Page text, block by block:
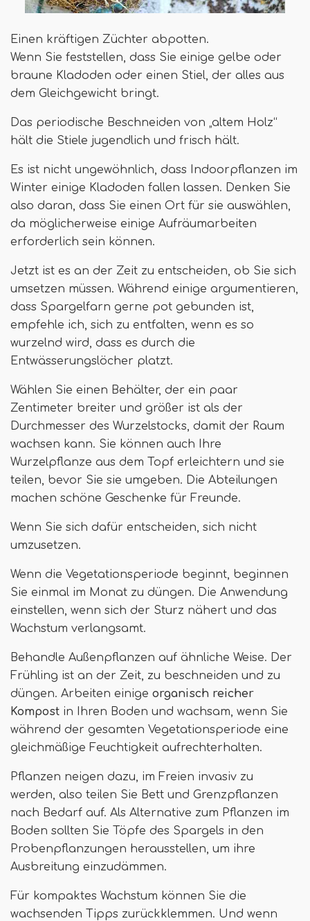
Einen kräftigen Züchter abpotten.
Wenn Sie feststellen, dass Sie einige gelbe oder
braune Kladoden oder einen Stiel, der alles aus
dem Gleichgewicht bringt.
Das periodische Beschneiden von „altem Holz“
hält die Stiele jugendlich und frisch hält.
Es ist nicht ungewöhnlich, dass Indoorpflanzen im
Winter einige Kladoden fallen lassen. Denken Sie
also daran, dass Sie einen Ort für sie auswählen,
da möglicherweise einige Aufräumarbeiten
erforderlich sein können.
Jetzt ist es an der Zeit zu entscheiden, ob Sie sich
umsetzen müssen. Während einige argumentieren,
dass Spargelfarn gerne pot gebunden ist,
empfehle ich, sich zu entfalten, wenn es so
wurzelnd wird, dass es durch die
Entwässerungslöcher platzt.
Wählen Sie einen Behälter, der ein paar
Zentimeter breiter und größer ist als der
Durchmesser des Wurzelstocks, damit der Raum
wachsen kann. Sie können auch Ihre
Wurzelpflanze aus dem Topf erleichtern und sie
teilen, bevor Sie sie umgeben. Die Abteilungen
machen schöne Geschenke für Freunde.
Wenn Sie sich dafür entscheiden, sich nicht
umzusetzen.
Wenn die Vegetationsperiode beginnt, beginnen
Sie einmal im Monat zu düngen. Die Anwendung
einstellen, wenn sich der Sturz nähert und das
Wachstum verlangsamt.
Behandle Außenpflanzen auf ähnliche Weise. Der
Frühling ist an der Zeit, zu beschneiden und zu
düngen. Arbeiten einige organisch reicher
Kompost in Ihren Boden und wachsam, wenn Sie
während der gesamten Vegetationsperiode eine
gleichmäßige Feuchtigkeit aufrechterhalten.
Pflanzen neigen dazu, im Freien invasiv zu
werden, also teilen Sie Bett und Grenzpflanzen
nach Bedarf auf. Als Alternative zum Pflanzen im
Boden sollten Sie Töpfe des Spargels in den
Probenpflanzungen herausstellen, um ihre
Ausbreitung einzudämmen.
Für kompaktes Wachstum können Sie die
wachsenden Tipps zurückklemmen. Und wenn